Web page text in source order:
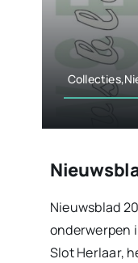
Nieuwsblad
onderwerpen
Slot Herlaar,